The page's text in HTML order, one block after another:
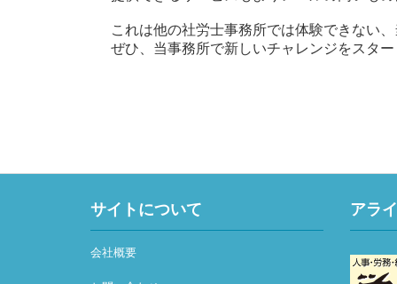
これは他の社労士事務所では体験できない
ぜひ、当事務所で新しいチャレンジをスター
サイトについて
会社概要
アラ